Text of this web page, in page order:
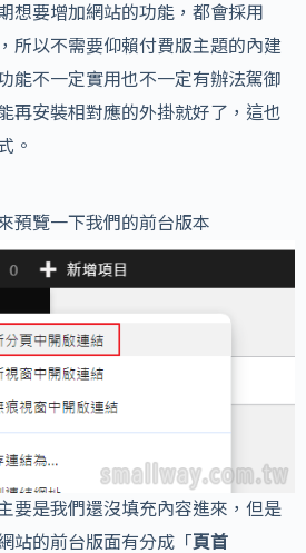
想要增加網站的功能，都會採用
所以不需要仰賴付費版主題的內建
能不一定實用也不一定有辦法駕御
再安裝相對應的外掛就好了，這也
。
預覽一下我們的前台版本
要是我們還沒填充內容進來，但是
站的前台版面有分成「 頁首